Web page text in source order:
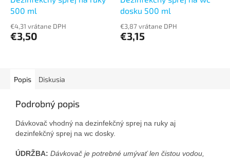
500 ml
€4,31 vrátane DPH
€3,50
dosku 500 ml
€3,87 vrátane DPH
€3,15
Popis Diskusia
Podrobný popis
Dávkovač vhodný na dezinfekčný sprej na ruky aj
dezinfekčný sprej na wc dosky.
ÚDRŽBA: Dávkovač je potrebné umývať len čistou vodou,